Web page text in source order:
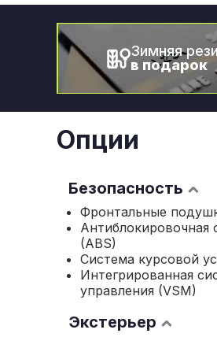
Зимняя
в подарок
Опции
Безопасность
Фронтальные
Антиблокировочная
(ABS)
Система курсовой
Интегрированная
управления (VSM)
Экстерьер